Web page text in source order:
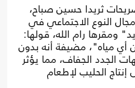
ثريدا حسين صباح،
النوع الاجتماعي في
ومقرها رام الله، قولها:
أي مياه"، مضيفة أنه بدون
الجدد الجفاف، مما يؤثر
الحليب لإطعام